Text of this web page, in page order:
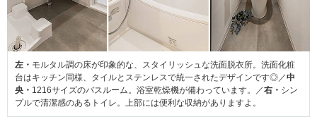
左・ モルタル調の床が印象的な、スタイリッシュな洗面脱衣所。洗面化粧
台はキッチン同様、タイルとステンレスで統一されたデザインです◎／中
央・ 1216サイズのバスルーム。浴室乾燥機が備わっています。／右・ シン
プルで清潔感のあるトイレ。上部には便利な収納がありますよ。